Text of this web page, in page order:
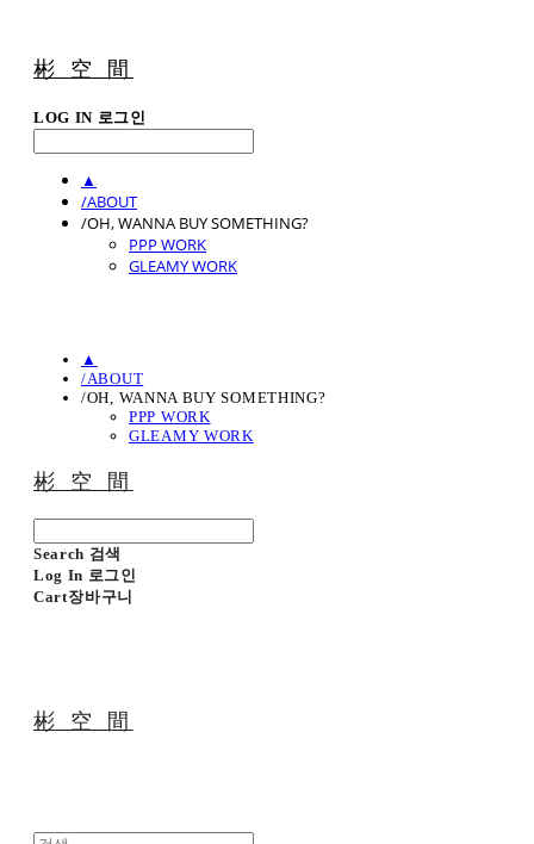
彬 空 間
LOG IN 로그인
▲
/ABOUT
/OH, WANNA BUY SOMETHING?
PPP WORK
GLEAMY WORK
▲
/ABOUT
/OH, WANNA BUY SOMETHING?
PPP WORK
GLEAMY WORK
彬 空 間
Search 검색
Log In 로그인
Cart장바구니
彬 空 間